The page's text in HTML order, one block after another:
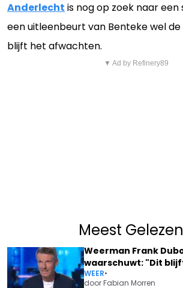
Anderlecht is nog op zoek naar een
een uitleenbeurt van Benteke wel de
blijft het afwachten.
▼ Ad by Refinery89
Meest Gelezen
Weerman Frank
waarschuwt: "Dit
WEER•
doorFabian Morren